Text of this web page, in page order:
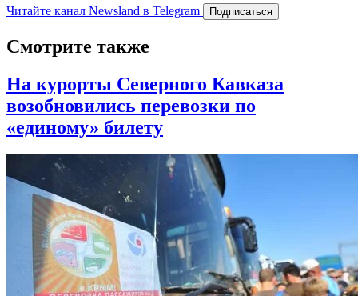
Читайте канал Newsland в Telegram Подписаться
Смотрите также
На курорты Северного Кавказа
возобновились перевозки по
«единому» билету